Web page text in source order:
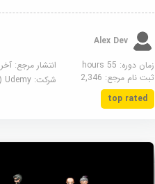
Alex Dev
زمان دوره: 55 hours
انتشار مرجع:
ثبت نام مرجع: 2,346 شرکت: Udemy (یودمی)
top rated